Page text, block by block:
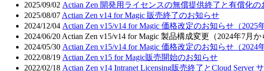
2025/09/02 Actian Zen 開発用ライセンスの無償提供終了と有償化の
2025/08/07 Actian Zen v14 for Magic 販売終了のお知らせ
2024/12/04 Actian Zen v15/v14 for Magic 価格改定のお知らせ（2025
2024/06/20 Actian Zen v15/v14 for Magic 製品構成変更（2024年7月
2024/05/30 Actian Zen v15/v14 for Magic 価格改定のお知らせ（2024
2022/08/19 Actian Zen v15 for Magic販売開始のお知らせ
2022/02/18 Actian Zen v14 Intranet Licensing販売終了とCloud Server